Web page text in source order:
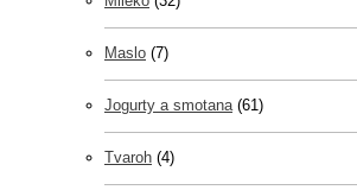
Maslo (7)
Jogurty a smotana (61)
Tvaroh (4)